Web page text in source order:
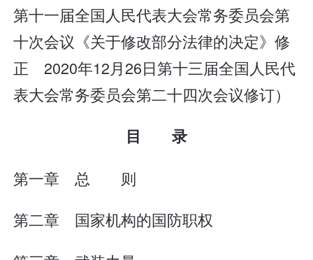
第十一届全国人民代表大会常务委员会第
十次会议《关于修改部分法律的决定》修
正 2020年12月26日第十三届全国人民代
表大会常务委员会第二十四次会议修订）
目 录
第一章 总 则
第二章 国家机构的国防职权